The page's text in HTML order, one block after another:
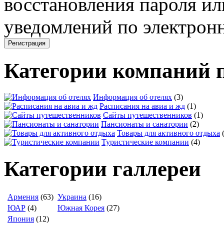
уведомлений по
Категории компаний
Информация об отелях (3)
Расписания на авиа и жд (1)
Сайты путешественников (1)
Пансионаты и санатории (2)
Товары для активного отдыха
Туристические компании (4)
Категории галлереи
Армения (63) Украина (16)
ЮАР (4) Южная Корея (27)
Япония (12)